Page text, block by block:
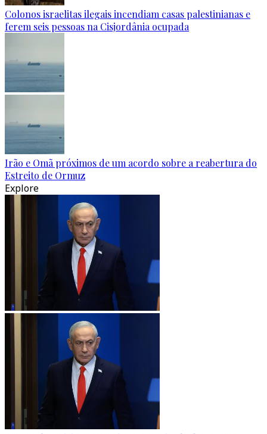
Colonos israelitas ilegais incendiam casas palestinianas e
ferem seis pessoas na Cisjordânia ocupada
Irão e Omã próximos de um acordo sobre a reabertura do
Estreito de Ormuz
Explore